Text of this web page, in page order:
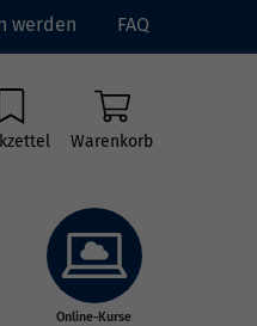
werden FAQ
Warenkorb
Online-Kurse